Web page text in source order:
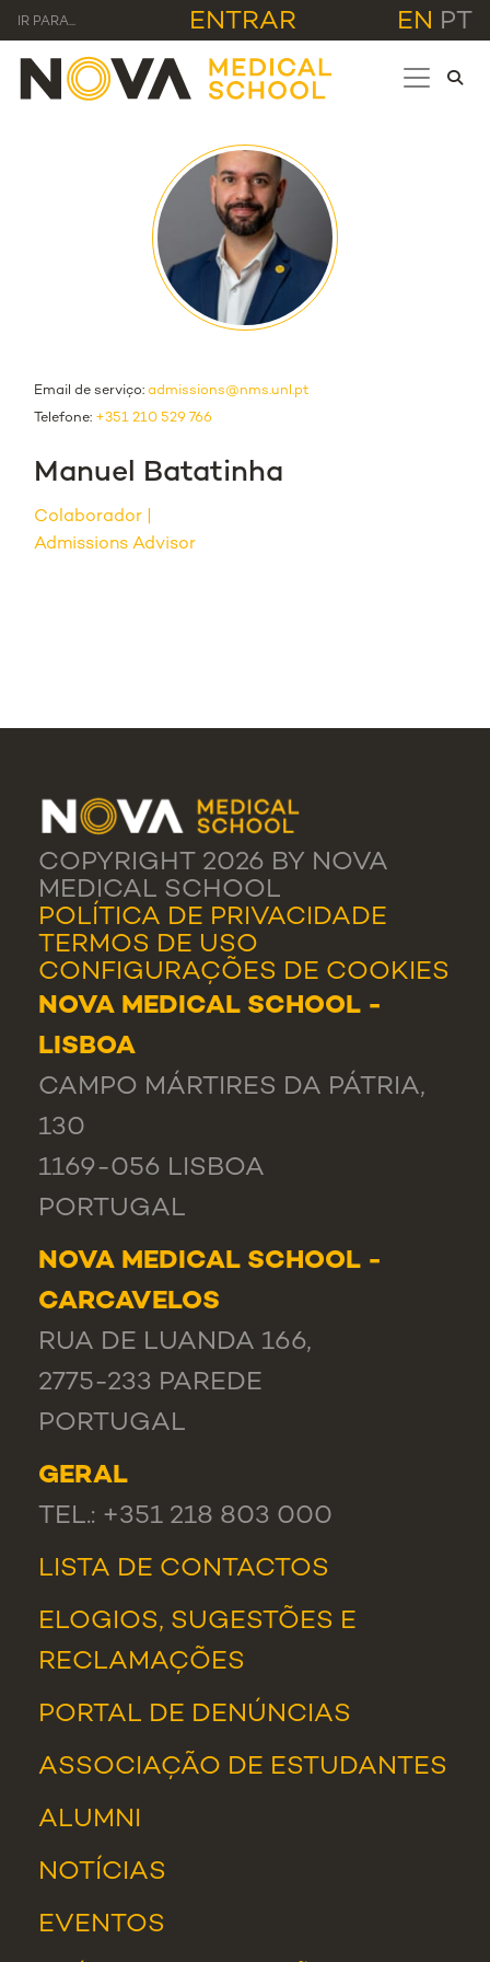
IR PARA... ENTRAR EN PT
Email de serviço: admissions@nms.unl.pt
Telefone: +351 210 529 766
Manuel Batatinha
Colaborador
Admissions Advisor
COPYRIGHT 2026 BY NOVA
MEDICAL SCHOOL
POLÍTICA DE PRIVACIDADE
TERMOS DE USO
CONFIGURAÇÕES DE COOKIES
NOVA MEDICAL SCHOOL -
LISBOA
CAMPO MÁRTIRES DA PÁTRIA,
130
1169-056 LISBOA
PORTUGAL
NOVA MEDICAL SCHOOL -
CARCAVELOS
RUA DE LUANDA 166,
2775-233 PAREDE
PORTUGAL
GERAL
TEL.: +351 218 803 000
LISTA DE CONTACTOS
ELOGIOS, SUGESTÕES E
RECLAMAÇÕES
PORTAL DE DENÚNCIAS
ASSOCIAÇÃO DE ESTUDANTES
ALUMNI
NOTÍCIAS
EVENTOS